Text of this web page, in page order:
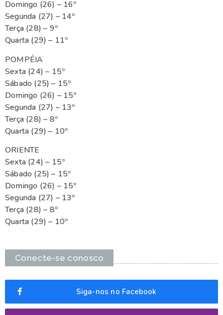
Domingo (26) – 16º
Segunda (27) – 14º
Terça (28) – 9º
Quarta (29) – 11º
POMPÉIA
Sexta (24) – 15º
Sábado (25) – 15º
Domingo (26) – 15º
Segunda (27) – 13º
Terça (28) – 8º
Quarta (29) – 10º
ORIENTE
Sexta (24) – 15º
Sábado (25) – 15º
Domingo (26) – 15º
Segunda (27) – 13º
Terça (28) – 8º
Quarta (29) – 10º
Conecte-se conosco
Siga-nos no Facebook